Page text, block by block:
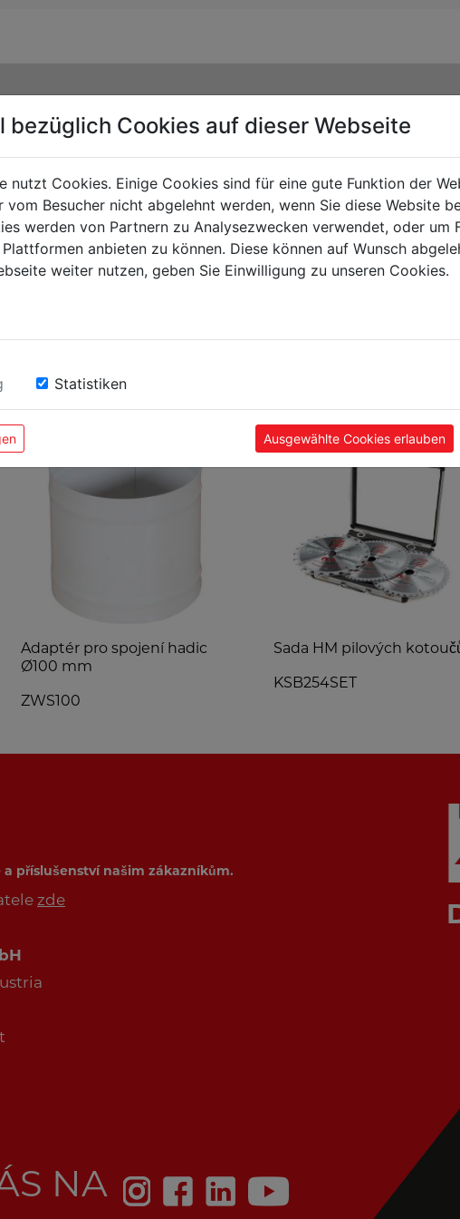
Adaptér pro spojení hadic
Ø100 mm
ZWS100
Sada HM pilových
KSB254SET
a příslušenství našim zákazníkům.
zde
NA
bezüglich Cookies auf dieser Webseite
nutzt Cookies. Einige Cookies sind für eine gute Funktion der
vom Besucher nicht abgelehnt werden, wenn Sie diese Website
werden von Partnern zu Analysezwecken verwendet, oder um
anbieten zu können. Diese können auf Wunsch
weiter nutzen, geben Sie Einwilligung zu unseren Cookies.
Statistiken
Ausgewählte Cookies erlauben